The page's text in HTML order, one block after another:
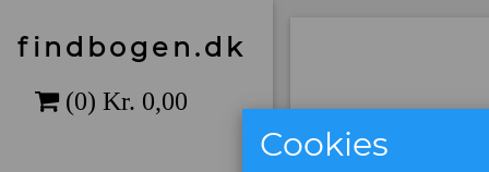
findbogen.dk
Cookies